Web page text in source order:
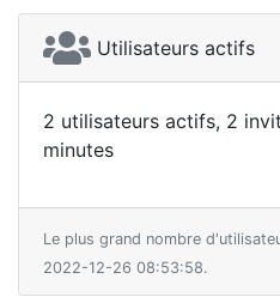
Utilisateurs actifs
2 utilisateurs actifs, 2
minutes
Le plus grand nombre
2022-12-26 08:53:58.